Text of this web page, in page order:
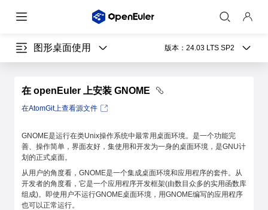
图形桌面使用 版本： 24.03 LTS SP2
在 openEuler 上安装 GNOME
在AtomGit上查看源文件
GNOME是运行在类Unix操作系统中最常用桌面环境。是一个功能完
善、操作简单，界面友好，集使用和开发为一身的桌面环境，是GNU计
划的正式桌面。
从用户的角度看，GNOME是一个集成桌面环境和应用程序的套件。从
开发者的角度看，它是一个应用程序开发框架(由数目众多的实用函数库
组成)。即使用户不运行GNOME桌面环境，用GNOME编写的应用程序
也可以正常运行。